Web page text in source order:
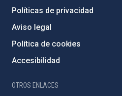
Políticas de privacidad
Aviso legal
Política de cookies
Accesibilidad
OTROS ENLACES